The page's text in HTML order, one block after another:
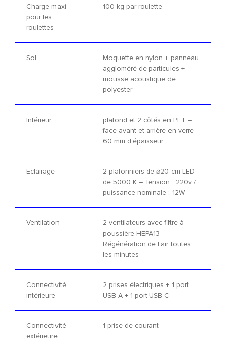
Charge maxi
pour les
roulettes
100 kg par roulette
Sol
Moquette en nylon + panneau
aggloméré de particules +
mousse acoustique de
polyester
Intérieur
plafond et 2 côtés en PET –
face avant et arrière en verre
60 mm d’épaisseur
Eclairage 2 plafonniers de⌀20 cm LED
de 5000 K – Tension : 220v /
puissance nominale : 12W
Ventilation
2 ventilateurs avec filtre à
poussière HEPA13 –
Régénération de l’air toutes
les minutes
Connectivité
intérieure
2 prises électriques + 1 port
USB-A + 1 port USB-C
Connectivité
extérieure
1 prise de courant